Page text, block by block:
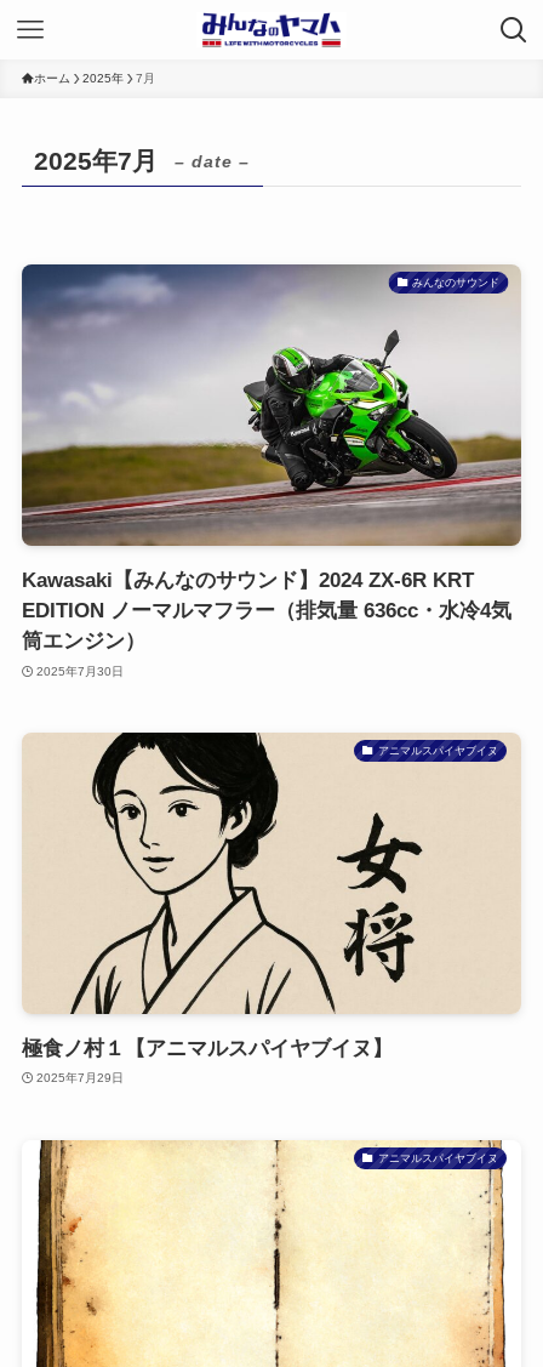
ホーム 2025年 7月
2025年7月 – date –
みんなのサウンド
Kawasaki【みんなのサウンド】2024 ZX-6R KRT
EDITION ノーマルマフラー（排気量 636cc・水冷4気
筒エンジン）
2025年7月30日
アニマルスパイヤブイヌ
極食ノ村１【アニマルスパイヤブイヌ】
2025年7月29日
アニマルスパイヤブイヌ